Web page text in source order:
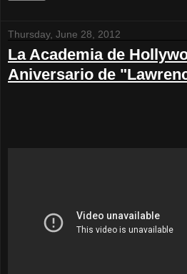
Thursday, June 28, 2012
La Academia de
Aniversario de